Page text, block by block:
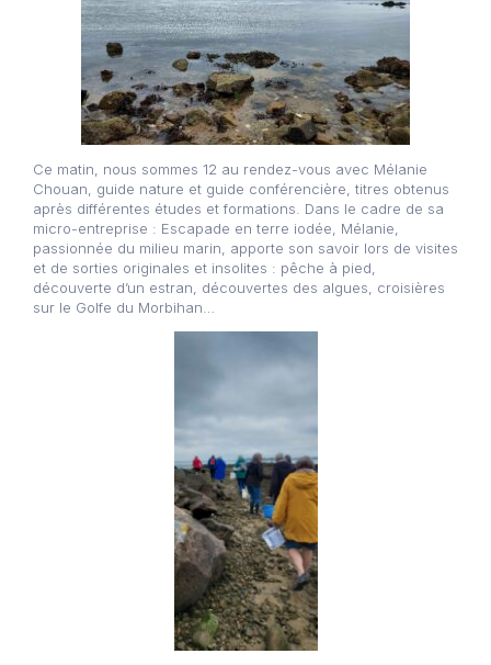
Ce matin, nous sommes 12 au rendez-vous avec Mélanie
Chouan, guide nature et guide conférencière, titres obtenus
après différentes études et formations. Dans le cadre de sa
micro-entreprise : Escapade en terre iodée, Mélanie,
passionnée du milieu marin, apporte son savoir lors de visites
et de sorties originales et insolites : pêche à pied,
découverte d’un estran, découvertes des algues, croisières
sur le Golfe du Morbihan…